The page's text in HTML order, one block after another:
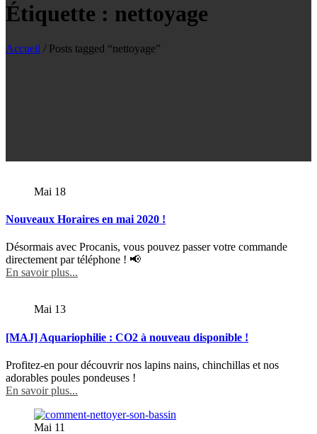
Étiquette : nettoyage
Accueil / Posts tagged “nettoyage”
Mai 18
Nouveaux Horaires en mai 2020 !
Désormais avec Procanis, vous pouvez passer votre commande
directement par téléphone ! 📢
En savoir plus...
Mai 13
[MAJ] Aquariophilie : CO2 à nouveau disponible !
Profitez-en pour découvrir nos lapins nains, chinchillas et nos
adorables poules pondeuses !
En savoir plus...
Mai 11